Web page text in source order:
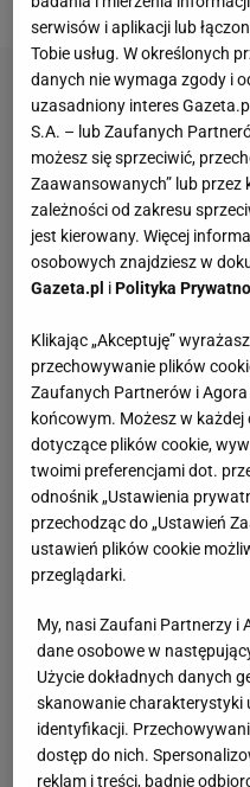
serwisów i aplikacji lub
Tobie usług. W określonych
danych nie wymaga zgody i
uzasadniony interes
S.A. – lub Zaufanych
możesz się sprzeciwić,
Zaawansowanych” lub
zależności od zakresu
jest kierowany. Więcej
osobowych znajdziesz w
Gazeta.pl iPolityka
Klikając „Akceptuję”
przechowywanie plików
Zaufanych Partnerów i
końcowym. Możesz w
dotyczące plików cookie,
twoimi preferencjami dot.
odnośnik „Ustawienia
przechodząc do „Ustawień
ustawień plików cookie
przeglądarki.
My, nasi Zaufani Partnerzy i
dane osobowe w
Użycie dokładnych danych
skanowanie charakterystyki
identyfikacji.
dostęp do nich.
reklam i treści, badnie